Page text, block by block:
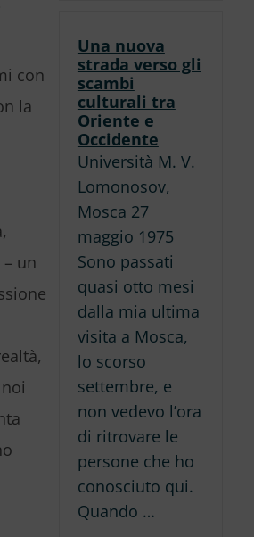
con
la
un
Una nuova
strada verso gli
scambi
culturali tra
Oriente e
Occidente
Università M. V.
Lomonosov,
Mosca 27
maggio 1975
Sono passati
quasi otto mesi
dalla mia ultima
visita a Mosca,
lo scorso
settembre, e
non vedevo l’ora
di ritrovare le
persone che ho
conosciuto qui.
Quando …